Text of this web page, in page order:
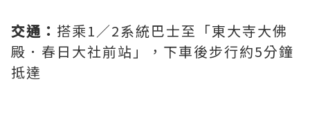
交通： 搭乘1／2系統巴士至「東大寺大佛
殿．春日大社前站」，下車後步行約5分鐘
抵達